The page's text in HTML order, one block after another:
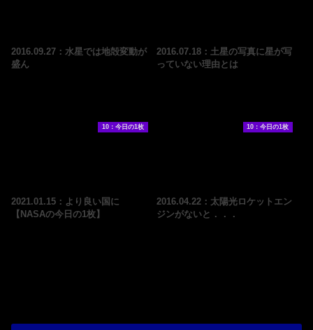
2016.09.27：水星では地殻変動が
盛ん
2016.07.18：土星の写真に星が写
っていない理由とは
10：今日の1枚
2021.01.15：より良い国に
【NASAの今日の1枚】
10：今日の1枚
2016.04.22：太陽光ロケットエン
ジンがないと．．．